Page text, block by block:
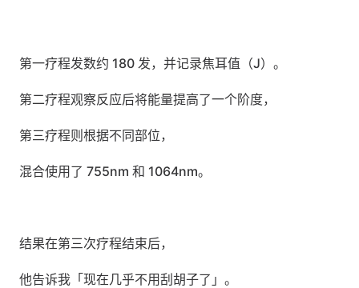
第一疗程发数约 180 发，并记录焦耳值（J）。
第二疗程观察反应后将能量提高了一个阶度，
第三疗程则根据不同部位，
混合使用了 755nm 和 1064nm。
结果在第三次疗程结束后，
他告诉我「现在几乎不用刮胡子了」。